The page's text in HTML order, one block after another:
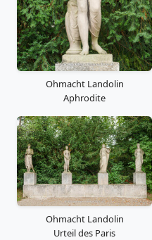
Ohmacht Landolin
Aphrodite
Ohmacht Landolin
Urteil des Paris